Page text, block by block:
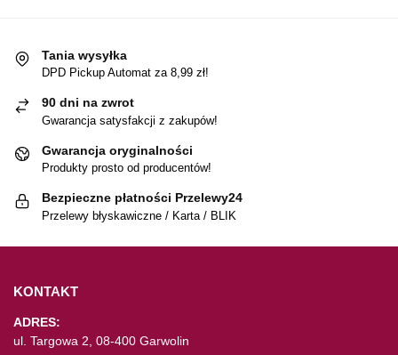
Tania wysyłka
DPD Pickup Automat za 8,99 zł!
90 dni na zwrot
Gwarancja satysfakcji z zakupów!
Gwarancja oryginalności
Produkty prosto od producentów!
Bezpieczne płatności Przelewy24
Przelewy błyskawiczne / Karta / BLIK
KONTAKT
ADRES:
ul. Targowa 2, 08-400 Garwolin